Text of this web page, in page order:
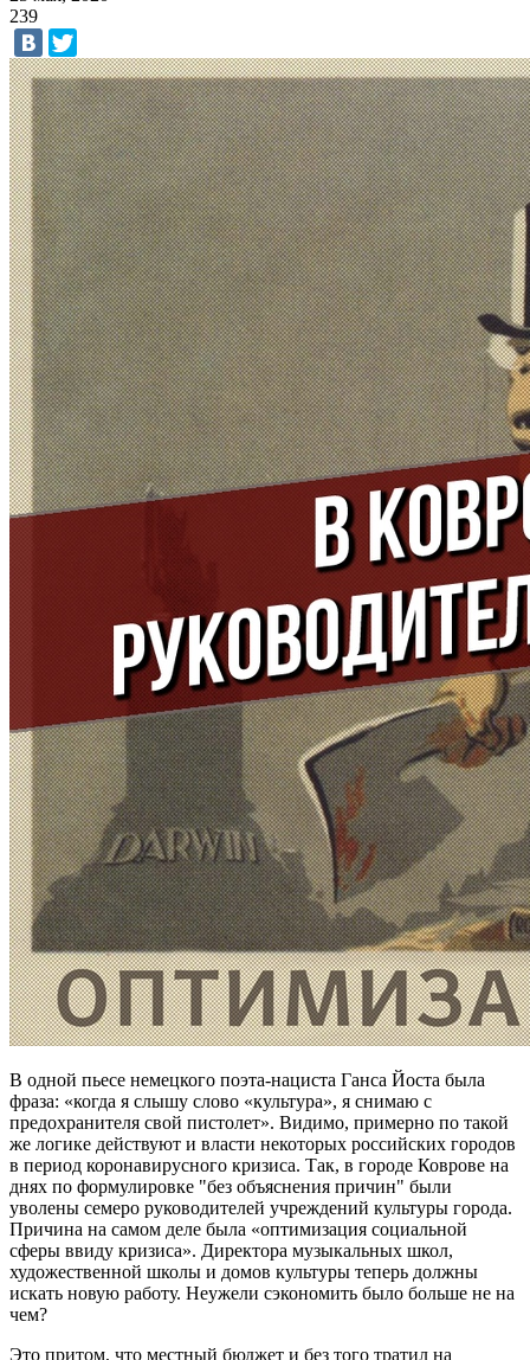
239
В одной пьесе немецкого поэта-нациста Ганса Йоста была
фраза: «когда я слышу слово «культура», я снимаю с
предохранителя свой пистолет». Видимо, примерно по такой
же логике действуют и власти некоторых российских городов
в период коронавирусного кризиса. Так, в городе Коврове на
днях по формулировке "без объяснения причин" были
уволены семеро руководителей учреждений культуры города.
Причина на самом деле была «оптимизация социальной
сферы ввиду кризиса». Директора музыкальных школ,
художественной школы и домов культуры теперь должны
искать новую работу. Неужели сэкономить было больше не на
чем?
Это притом, что местный бюджет и без того тратил на